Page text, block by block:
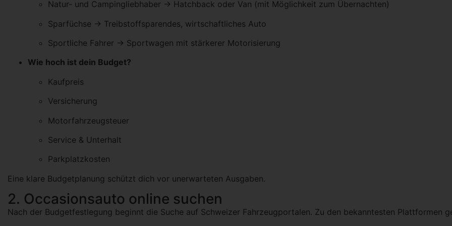
Natur- und Campingliebhaber → Hatchback oder Van (mit Möglichkeit zum Übernachten)
Sparfüchse → Treibstoffsparendes, wirtschaftliches Auto
Sportliche Fahrer → Sportwagen mit stärkerer Motorisierung
Wie hoch ist dein Budget?
Kaufpreis
Versicherung
Motorfahrzeugsteuer
Service & Unterhalt
Parkplatzkosten
Eine klare Budgetplanung schützt dich vor unerwarteten Ausgaben.
2. Occasionsauto online suchen
Nach der Budgetfestlegung beginnt die Suche auf Schweizer Fahrzeugportalen. Zu den bekanntesten Plattformen